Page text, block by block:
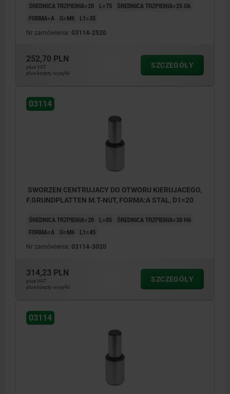
ŚREDNICA TRZPIENIA=20 L=75
ŚREDNICA TRZPIENIA=25 G6
FORMA=A
G=M6 L1=35
Nr zamówienia: 03114-2520
252,70 PLN
plus VAT
plus koszty wysyłki
SZCZEGÓŁY
03114
SWORZEN CENTRUJACY DO OTWORU KIERUJACEGO,
F.GRUNDPLATTEN M.T-NUT, FORMA:A STAL, D1=20
ŚREDNICA TRZPIENIA=20 L=85
ŚREDNICA TRZPIENIA=30 H6
FORMA=A
G=M6 L1=45
Nr zamówienia: 03114-3020
314,23 PLN
plus VAT
plus koszty wysyłki
SZCZEGÓŁY
03114